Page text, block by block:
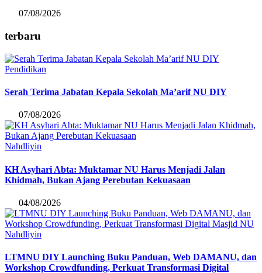
07/08/2026
terbaru
Pendidikan
Serah Terima Jabatan Kepala Sekolah Ma’arif NU DIY
07/08/2026
Nahdliyin
KH Asyhari Abta: Muktamar NU Harus Menjadi Jalan
Khidmah, Bukan Ajang Perebutan Kekuasaan
04/08/2026
Nahdliyin
LTMNU DIY Launching Buku Panduan, Web DAMANU, dan
Workshop Crowdfunding, Perkuat Transformasi Digital